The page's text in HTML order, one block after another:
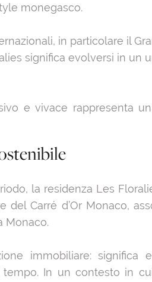
monegasco.
in particolare il
significa evolversi in un
e vivace rappresenta
la residenza Les
Carré d’Or Monaco,
Monaco.
immobiliare: significa
In un contesto in